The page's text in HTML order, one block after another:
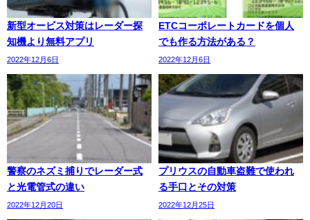
新型オービス対策はレーダー探
知機より無料アプリ
2022年12月6日
ETCコーポレートカードを個人
でも作る方法がある？
2022年12月6日
警察のネズミ捕りでレーダー式
と光電管式の違い
2022年12月20日
プリウスの自動車盗難で使われ
る手口とその対策
2022年12月25日